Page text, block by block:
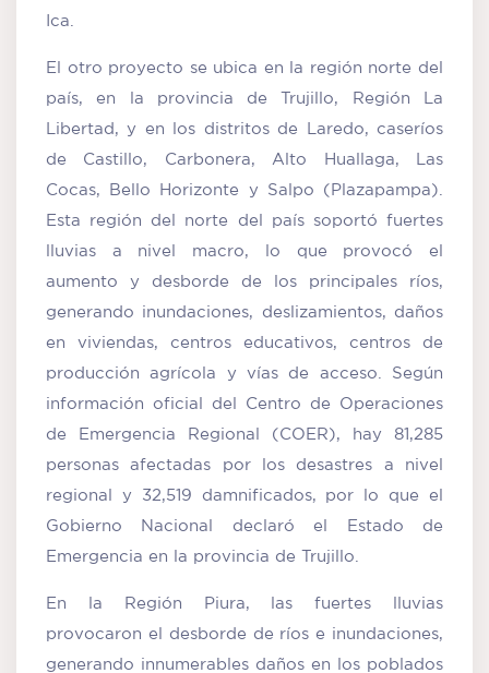
Ica.
El otro proyecto se ubica en la región norte del
país, en la provincia de Trujillo, Región La
Libertad, y en los distritos de Laredo, caseríos
de Castillo, Carbonera, Alto Huallaga, Las
Cocas, Bello Horizonte y Salpo (Plazapampa).
Esta región del norte del país soportó fuertes
lluvias a nivel macro, lo que provocó el
aumento y desborde de los principales ríos,
generando inundaciones, deslizamientos, daños
en viviendas, centros educativos, centros de
producción agrícola y vías de acceso. Según
información oficial del Centro de Operaciones
de Emergencia Regional (COER), hay 81,285
personas afectadas por los desastres a nivel
regional y 32,519 damnificados, por lo que el
Gobierno Nacional declaró el Estado de
Emergencia en la provincia de Trujillo.
En la Región Piura, las fuertes lluvias
provocaron el desborde de ríos e inundaciones,
generando innumerables daños en los poblados